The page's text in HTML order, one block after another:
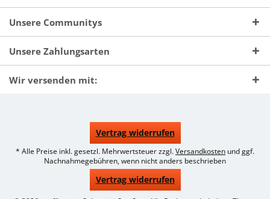
Unsere Communitys
Unsere Zahlungsarten
Wir versenden mit:
Vertrag widerrufen
* Alle Preise inkl. gesetzl. Mehrwertsteuer zzgl.Versandkosten und ggf.
Nachnahmegebühren, wenn nicht anders beschrieben
Vertrag widerrufen